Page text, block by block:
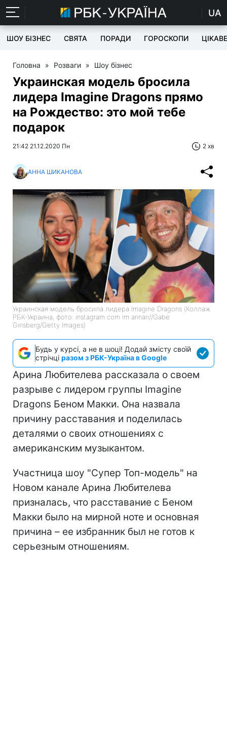
UA
ШОУ БІЗНЕС СВЯТА ПОРАДИ ГОРОСКОПИ ЦІКАВЕ
Головна » Розваги » Шоу бізнес
Украинская модель бросила
лидера Imagine Dragons прямо
на Рождество: это мой тебе
подарок
21:42 21.12.2020 Пн 2 хв
АННА ШИКАНОВА
Украинская модель бросила лидера Imagine Dragons (Коллаж
РБК-Украина, фото: instagram com im arinari//Gabe
Ginsberg/Getty Images)
Будь у курсі, а не в шоці! Додай змісту своїй
стрічці разом з РБК-Україна в Google
Арина Любителева рассказала о своем
разрыве с лидером группы Imagine
Dragons Беном Макки. Она назвала
причину расставания и поделилась
деталями о своих отношениях с
американским музыкантом.
Участница шоу "Супер Топ-модель" на
Новом канале Арина Любителева
призналась, что расставание с Беном
Макки было на мирной ноте и основная
причина – ее избранник был не готов к
серьезным отношениям.